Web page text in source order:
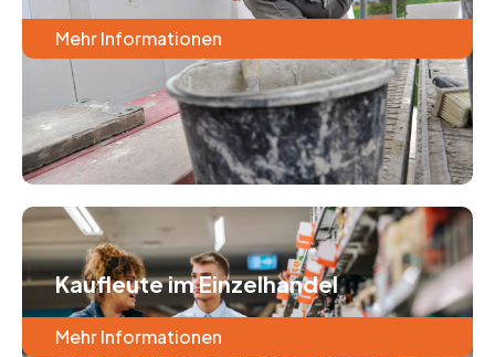
Mehr Informationen
Kaufleute im Einzelhandel
Mehr Informationen